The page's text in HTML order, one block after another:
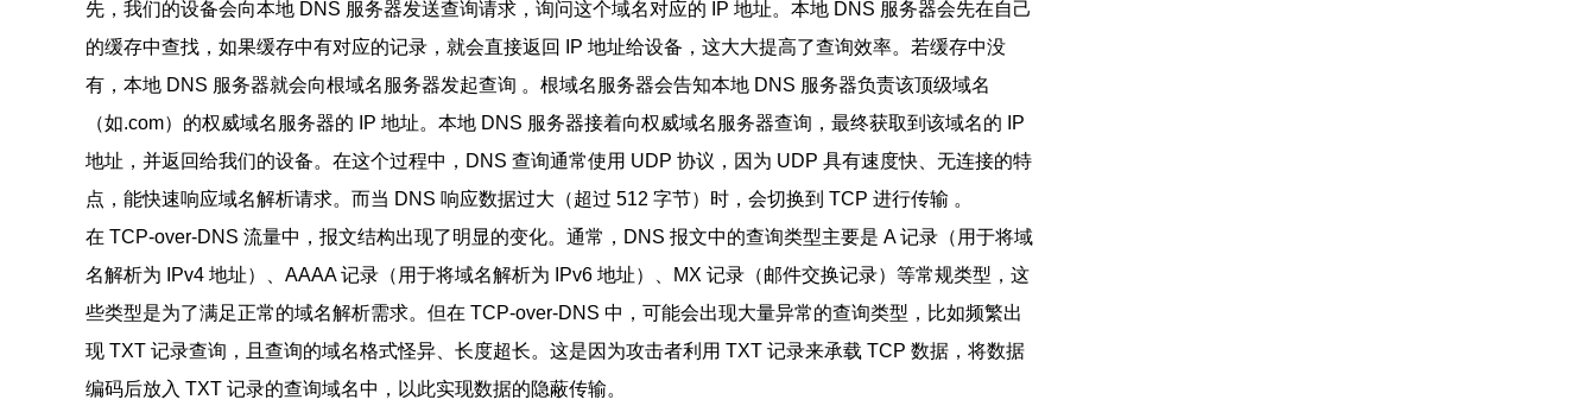
先，我们的设备会向本地 DNS 服务器发送查询请求，询问这个域名对应的 IP 地址。本地 DNS 服务器会先在自己
的缓存中查找，如果缓存中有对应的记录，就会直接返回 IP 地址给设备，这大大提高了查询效率。若缓存中没
有，本地 DNS 服务器就会向根域名服务器发起查询 。根域名服务器会告知本地 DNS 服务器负责该顶级域名
（如.com）的权威域名服务器的 IP 地址。本地 DNS 服务器接着向权威域名服务器查询，最终获取到该域名的 IP
地址，并返回给我们的设备。在这个过程中，DNS 查询通常使用 UDP 协议，因为 UDP 具有速度快、无连接的特
点，能快速响应域名解析请求。而当 DNS 响应数据过大（超过 512 字节）时，会切换到 TCP 进行传输 。
在 TCP-over-DNS 流量中，报文结构出现了明显的变化。通常，DNS 报文中的查询类型主要是 A 记录（用于将域
名解析为 IPv4 地址）、AAAA 记录（用于将域名解析为 IPv6 地址）、MX 记录（邮件交换记录）等常规类型，这
些类型是为了满足正常的域名解析需求。但在 TCP-over-DNS 中，可能会出现大量异常的查询类型，比如频繁出
现 TXT 记录查询，且查询的域名格式怪异、长度超长。这是因为攻击者利用 TXT 记录来承载 TCP 数据，将数据
编码后放入 TXT 记录的查询域名中，以此实现数据的隐蔽传输。